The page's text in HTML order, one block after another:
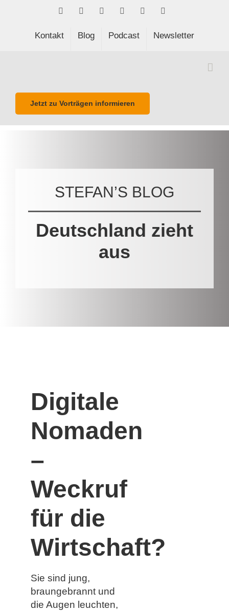
FacebookLinkedIn Spotify
Kontakt Blog Podcast Newsletter
Jetzt zu Vorträgen informieren
STEFAN’S BLOG
Deutschland zieht
aus
Digitale
Nomaden
–
Weckruf
für die
Wirtschaft?
Sie sind jung,
braungebrannt und
die Augen leuchten,